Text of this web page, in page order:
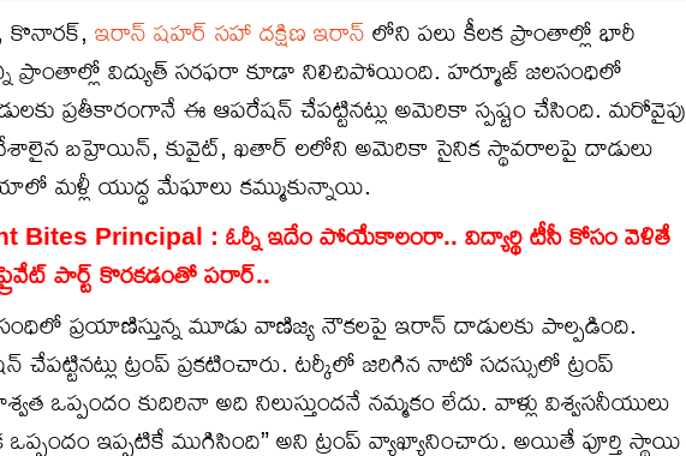
కొనారక్, ఇరాన్ షహర్ సహా దక్షిణ ఇరాన్ లోని పలు కీలక ప్రాంతాల్లో భారీ
ప్రాంతాల్లో విద్యుత్ సరఫరా కూడా నిలిచిపోయింది. హర్మూజ్ జలసంధిలో
ప్రతీకారంగానే ఈ ఆపరేషన్ చేపట్టినట్లు అమెరికా స్పష్టం చేసింది. మరోవైపు
బహ్రెయిన్, కువైట్, ఖతార్ లలోని అమెరికా సైనిక స్థావరాలపై దాడులు
మళ్లీ యుద్ధ మేఘాలు కమ్ముకున్నాయి.
Bites Principal : ఓర్నీ ఇదేం పోయేకాలంరా.. విద్యార్థి టీసీ కోసం వెళితే
ప్రైవేట్ పార్ట్ కొరకడంతో పరార్..
ప్రయాణిస్తున్న మూడు వాణిజ్య నౌకలపై ఇరాన్ దాడులకు పాల్పడింది.
ట్రంప్ ప్రకటించారు. టర్కీలో జరిగిన నాటో సదస్సులో ట్రంప్
ఒప్పందం కుదిరినా అది నిలుస్తుందనే నమ్మకం లేదు. వాళ్లు విశ్వసనీయులు
ఇప్పటికే ముగిసింది” అని ట్రంప్‌ వ్యాఖ్యానించారు. అయితే పూర్తి స్థాయి